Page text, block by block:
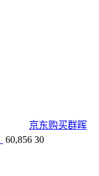
京东购买群晖
60,856 30